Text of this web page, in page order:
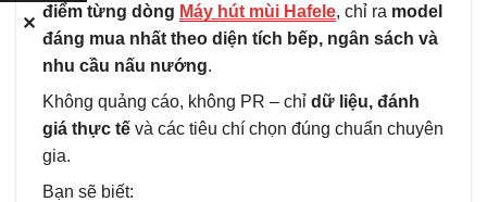
điểm từng dòng Máy hút mùi Hafele, chỉ ra model
đáng mua nhất theo diện tích bếp, ngân sách và
nhu cầu nấu nướng.
Không quảng cáo, không PR – chỉ dữ liệu, đánh
giá thực tế và các tiêu chí chọn đúng chuẩn chuyên
gia.
Bạn sẽ biết:
✕